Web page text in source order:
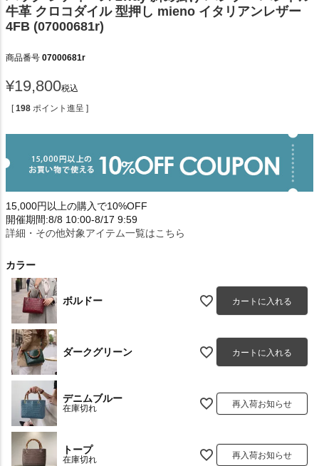
牛革 クロコダイル 型押し mieno イタリアンレザー
4FB (07000681r)
商品番号 07000681r
¥19,800税込
[ 198 ポイント進呈 ]
15,000円以上の購入で10%OFF
開催期間:8/8 10:00-8/17 9:59
詳細・その他対象アイテム一覧はこちら
カラー
ボルドー カートに入れる
ダークグリーン カートに入れる
デニムブルー
在庫切れ 再入荷お知らせ
トープ
在庫切れ 再入荷お知らせ